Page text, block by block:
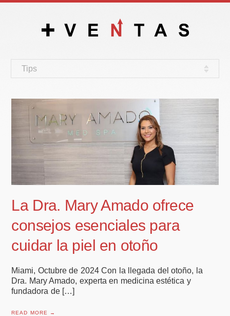
Tips
La Dra. Mary Amado ofrece
consejos esenciales para
cuidar la piel en otoño
Miami, Octubre de 2024 Con la llegada del otoño, la
Dra. Mary Amado, experta en medicina estética y
fundadora de […]
READ MORE →